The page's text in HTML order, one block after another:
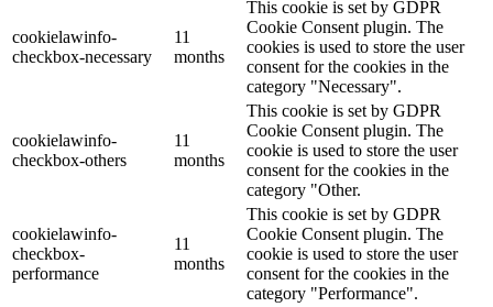
cookielawinfo-
checkbox-necessary
11
months
This cookie is set by GDPR
Cookie Consent plugin. The
cookies is used to store the user
consent for the cookies in the
category "Necessary".
cookielawinfo-
checkbox-others
11
months
This cookie is set by GDPR
Cookie Consent plugin. The
cookie is used to store the user
consent for the cookies in the
category "Other.
cookielawinfo-
checkbox-
performance
11
months
This cookie is set by GDPR
Cookie Consent plugin. The
cookie is used to store the user
consent for the cookies in the
category "Performance".